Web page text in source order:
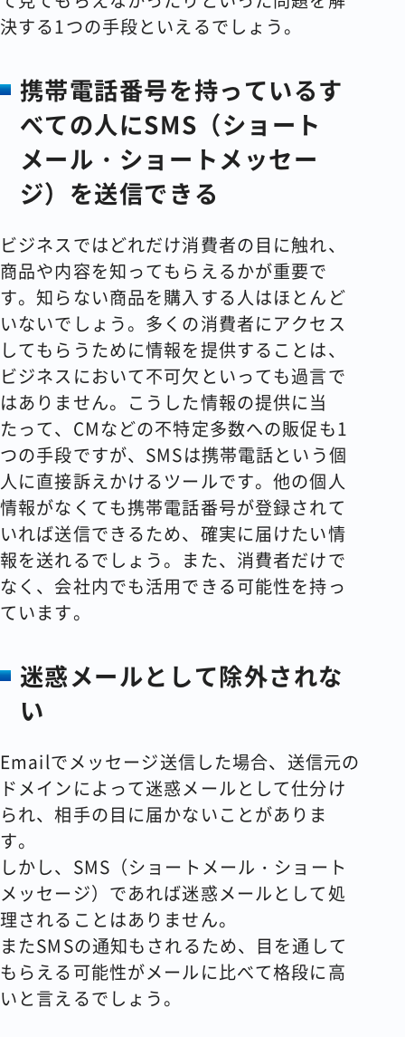
決する1つの手段といえるでしょう。
携帯電話番号を持っているす
べての人にSMS（ショート
メール・ショートメッセー
ジ）を送信できる
ビジネスではどれだけ消費者の目に触れ、
商品や内容を知ってもらえるかが重要で
す。知らない商品を購入する人はほとんど
いないでしょう。多くの消費者にアクセス
してもらうために情報を提供することは、
ビジネスにおいて不可欠といっても過言で
はありません。こうした情報の提供に当
たって、CMなどの不特定多数への販促も1
つの手段ですが、SMSは携帯電話という個
人に直接訴えかけるツールです。他の個人
情報がなくても携帯電話番号が登録されて
いれば送信できるため、確実に届けたい情
報を送れるでしょう。また、消費者だけで
なく、会社内でも活用できる可能性を持っ
ています。
迷惑メールとして除外されな
い
Emailでメッセージ送信した場合、送信元の
ドメインによって迷惑メールとして仕分け
られ、相手の目に届かないことがありま
す。
しかし、SMS（ショートメール・ショート
メッセージ）であれば迷惑メールとして処
理されることはありません。
またSMSの通知もされるため、目を通して
もらえる可能性がメールに比べて格段に高
いと言えるでしょう。